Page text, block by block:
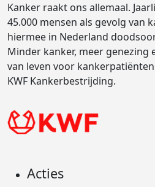
Kanker raakt ons allemaal.
45.000 mensen als gevolg van
hiermee in Nederland
Minder kanker, meer genezing
van leven voor
KWF Kankerbestrijding.
Acties